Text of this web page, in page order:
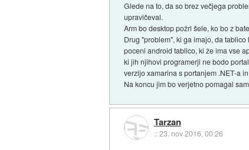
Glede na to, da so brez večjega
upravičeval.
Arm bo desktop požrl šele, ko bo z
Drug "problem", ki ga imajo, da
poceni android tablico, ki že ima vse
ki jih njihovi programerji ne bodo
verzijo xamarina s portanjem .NET-a
Na koncu jim bo verjetno pomagal
Tarzan
::23. nov 2016, 00:26